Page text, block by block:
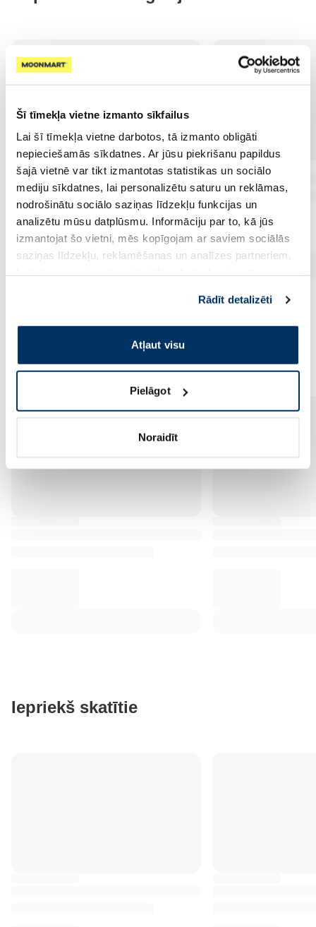
Šī tīmekļa vietne izmanto sīkfailus
Lai šī tīmekļa vietne darbotos, tā izmanto obligāti
nepieciešamās sīkdatnes. Ar jūsu piekrišanu papildus
šajā vietnē var tikt izmantotas statistikas un sociālo
mediju sīkdatnes, lai personalizētu saturu un reklāmas,
nodrošinātu sociālo saziņas līdzekļu funkcijas un
analizētu mūsu datplūsmu. Informāciju par to, kā jūs
izmantojat šo vietni, mēs kopīgojam ar saviem sociālās
saziņas līdzekļu, reklamēšanas un analīzes partneriem,
pakalpojumus. Ja piekrītat šo papildu sīkdatņu
izmantošanai, lūdzu, atzīmējiet savu izvēli:
Rādīt detalizēti
Atļaut visu
Pielāgot
Noraidīt
Vēl no šī zīmola
Iepriekš skatītie